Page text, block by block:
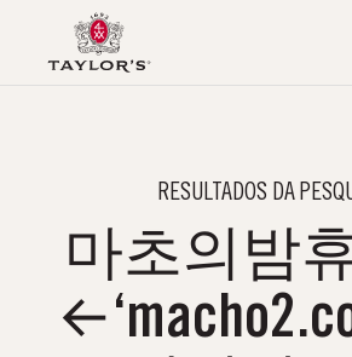
RESULTADOS DA
마초의밤